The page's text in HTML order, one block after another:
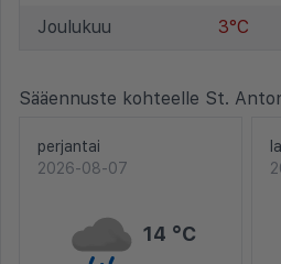
Joulukuu 3°C
Sääennuste kohteelle St.
perjantai
2026-08-07
14 °C